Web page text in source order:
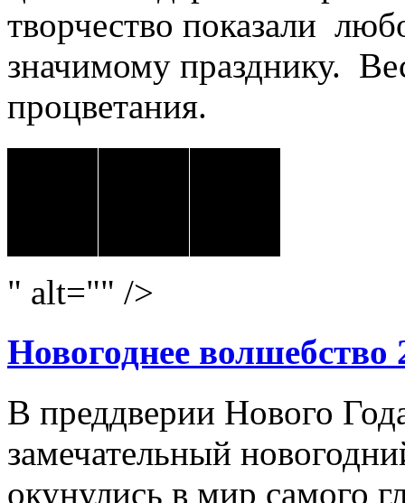
творчество показали
значимому празднику.
процветания.
" alt="" />
Новогоднее волшебство
В преддверии Нового
замечательный
окунулись в мир самого